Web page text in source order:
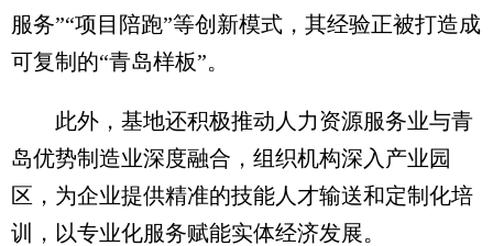
服务”“项目陪跑”等创新模式，其经验正被打造成
可复制的“青岛样板”。
此外，基地还积极推动人力资源服务业与青
岛优势制造业深度融合，组织机构深入产业园
区，为企业提供精准的技能人才输送和定制化培
训，以专业化服务赋能实体经济发展。